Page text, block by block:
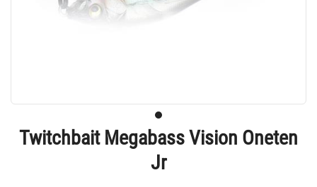
Twitchbait Megabass Vision Oneten
Jr